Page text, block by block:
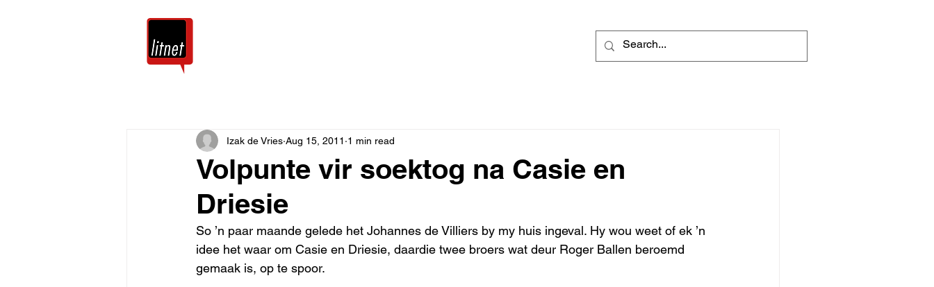
Volpunte vir soektog na Casie en
Driesie
Izak de Vries Aug 15, 2011 1 min read
So ’n paar maande gelede het Johannes de Villiers by my huis ingeval. Hy wou weet of ek ’n
idee het waar om Casie en Driesie, daardie twee broers wat deur Roger Ballen beroemd
gemaak is, op te spoor.